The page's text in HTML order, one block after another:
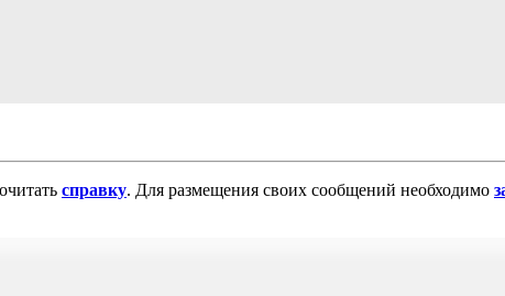
справку. Для размещения своих сообщений необходимо